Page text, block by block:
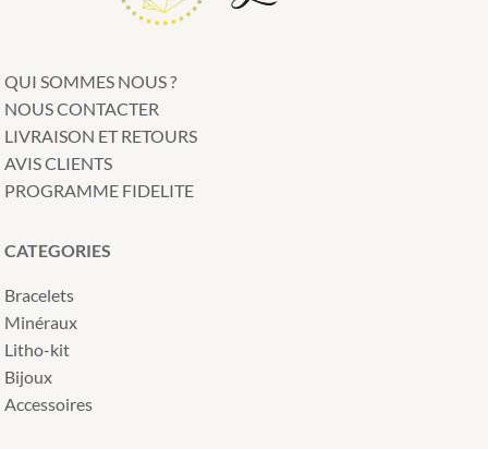
QUI SOMMES NOUS ?
NOUS CONTACTER
LIVRAISON ET RETOURS
AVIS CLIENTS
PROGRAMME FIDELITE
CATEGORIES
Bracelets
Minéraux
Litho-kit
Bijoux
Accessoires